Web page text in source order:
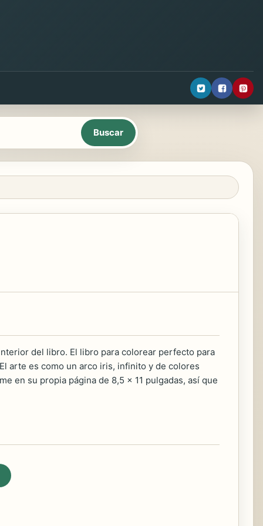
del libro. El libro para colorear perfecto para
arte es como un arco iris, infinito y de colores
en su propia página de 8,5 x 11 pulgadas, así que